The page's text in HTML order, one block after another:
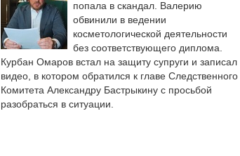
попала в скандал. Валерию
обвинили в ведении
косметологической деятельности
без соответствующего диплома.
Курбан Омаров встал на защиту супруги и записал
видео, в котором обратился к главе Следственного
Комитета Александру Бастрыкину с просьбой
разобраться в ситуации.